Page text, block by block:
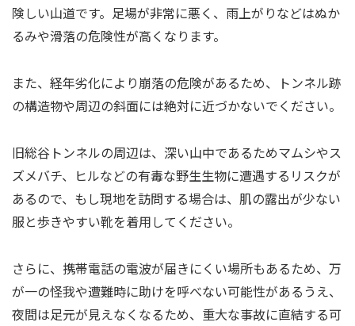
険しい山道です。足場が非常に悪く、雨上がりなどはぬか
るみや滑落の危険性が高くなります。
また、経年劣化により崩落の危険があるため、トンネル跡
の構造物や周辺の斜面には絶対に近づかないでください。
旧総谷トンネルの周辺は、深い山中であるためマムシやス
ズメバチ、ヒルなどの有毒な野生生物に遭遇するリスクが
あるので、もし現地を訪問する場合は、肌の露出が少ない
服と歩きやすい靴を着用してください。
さらに、携帯電話の電波が届きにくい場所もあるため、万
が一の怪我や遭難時に助けを呼べない可能性があるうえ、
夜間は足元が見えなくなるため、重大な事故に直結する可